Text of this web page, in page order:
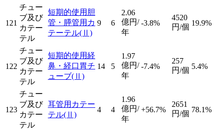
121
チュー
ブ及び
カテー
テル
短期的使用胆
管・膵管用カ
テーテル(Ⅱ)
9 6
2.06
億円/
年
-3.8%
4520
円/個 19.9%
122
チュー
ブ及び
カテー
テル
短期的使用経
鼻・経口胃チ
ューブ(Ⅱ)
14 5
1.97
億円/
年
-7.4%
257
円/個 5.4%
123
チュー
ブ及び
カテー
テル
耳管用カテー
テル(Ⅱ)
4 4
1.96
億円/
年
+56.7%
2651
円/個 78.1%